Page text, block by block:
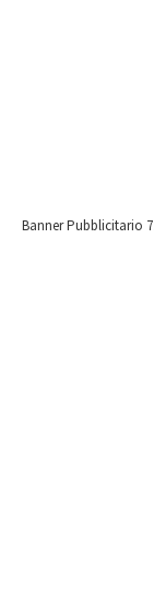
Banner Pubblicitario